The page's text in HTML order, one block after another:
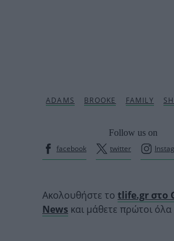
Follow us on
facebook
twitter
Ακολουθήστε το tlife.gr στο
News και μάθετε πρώτοι